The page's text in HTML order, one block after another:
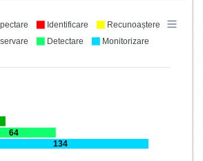
64
134
Identificare
Recunoaștere
Detectare Monitorizare